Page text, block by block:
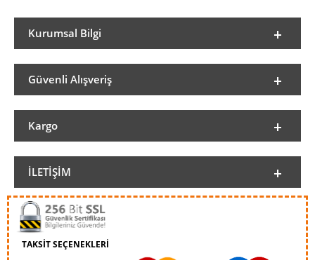
Kurumsal Bilgi
Güvenli Alışveriş
Kargo
İLETIŞIM
TAKSİT SEÇENEKLERİ